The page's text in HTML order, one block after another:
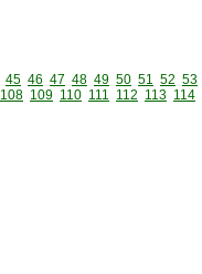
45 46 47 48 49 50 51 52 53
108 109 110 111 112 113 114